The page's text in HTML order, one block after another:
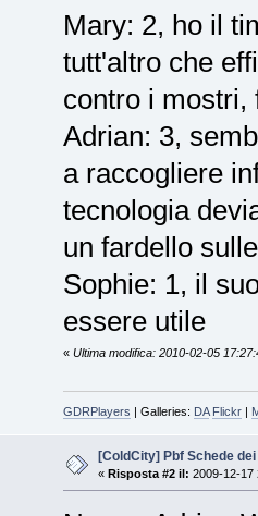
Mary: 2, ho il
tutt'altro che
contro i mostri,
Adrian: 3,
a raccogliere
tecnologia
un fardello
Sophie: 1, il
essere utile
« Ultima modifica: 2010-02-05
GDRPlayers | Galleries: DA Flickr|
[ColdCity] Pbf Schede
« Risposta #2 il: 2009-12-17